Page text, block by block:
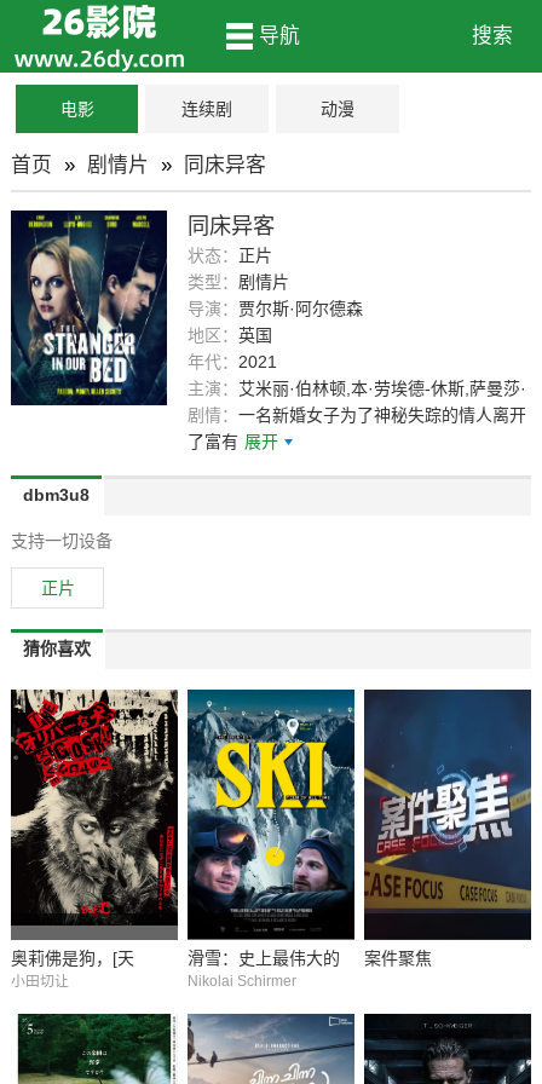
导航 搜索
电影 连续剧 动漫
首页 » 剧情片 » 同床异客
同床异客
状态： 正片
类型： 剧情片
导演： 贾尔斯·阿尔德森
地区：英国
年代： 2021
主演： 艾米丽·伯林顿,本·劳埃德-休斯,萨曼莎·
邦德
剧情：一名新婚女子为了神秘失踪的情人离开
了富有 展开
dbm3u8
支持一切设备
正片
猜你喜欢
奥莉佛是狗，[天
小田切让
滑雪：史上最伟大的
Nikolai Schirmer
案件聚焦